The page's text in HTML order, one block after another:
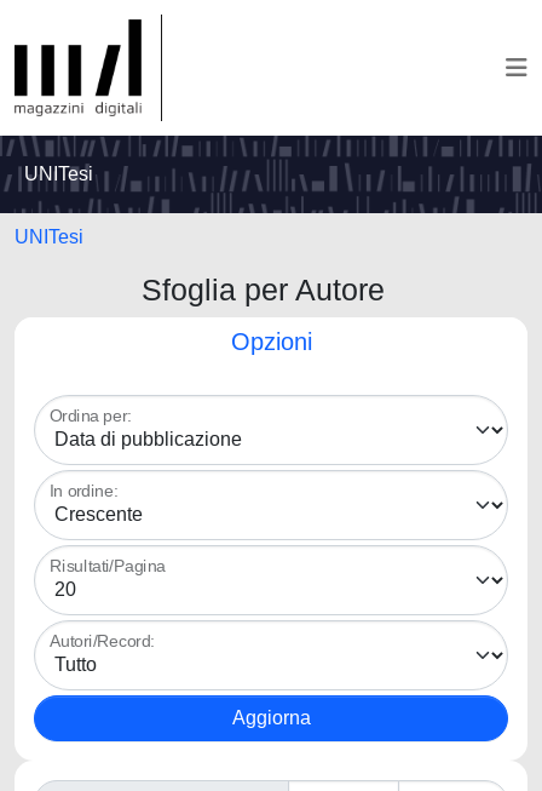
UNITesi
UNITesi
Sfoglia per Autore
Opzioni
Ordina per:
In ordine:
Risultati/Pagina
Autori/Record: